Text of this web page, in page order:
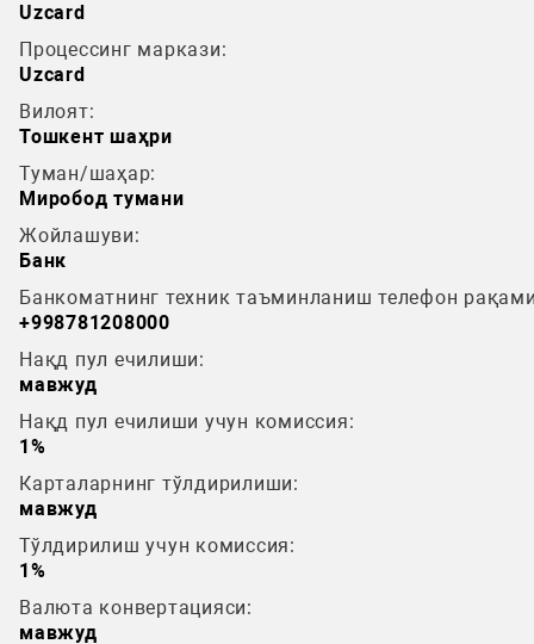
Uzcard
Процессинг маркази:
Uzcard
Вилоят:
Тошкент шаҳри
Туман/шаҳар:
Миробод тумани
Жойлашуви:
Банк
Банкоматнинг техник таъминланиш телефон
+998781208000
Нақд пул ечилиши:
мавжуд
Нақд пул ечилиши учун комиссия:
1%
Карталарнинг тўлдирилиши:
мавжуд
Тўлдирилиш учун комиссия:
1%
Валюта конвертацияси:
мавжуд